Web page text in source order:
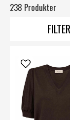
figursydd.
ditt val så ser vi
238 Produkter
FILTER